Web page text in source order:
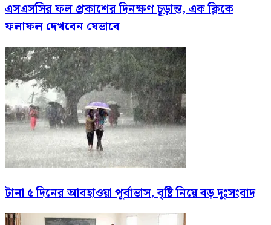
এসএসসির ফল প্রকাশের দিনক্ষণ চূড়ান্ত, এক ক্লিকে
ফলাফল দেখবেন যেভাবে
টানা ৫ দিনের আবহাওয়া পূর্বাভাস, বৃষ্টি নিয়ে বড় দুঃসংবাদ